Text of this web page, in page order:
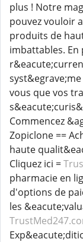
plus ! Notre
pouvez vouloir
produits de
imbattables.
vous que vos
Commencez
Zopiclone ==
haute
Cliquez ici =
pharmacie en
d'options de
les